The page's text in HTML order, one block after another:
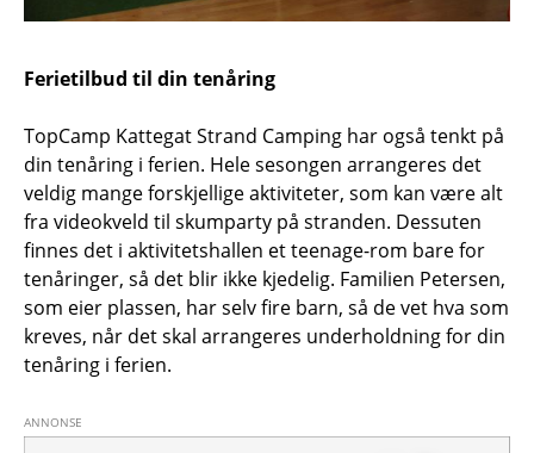
Ferietilbud til din tenåring
TopCamp Kattegat Strand Camping har også tenkt på
din tenåring i ferien. Hele sesongen arrangeres det
veldig mange forskjellige aktiviteter, som kan være alt
fra videokveld til skumparty på stranden. Dessuten
finnes det i aktivitetshallen et teenage-rom bare for
tenåringer, så det blir ikke kjedelig. Familien Petersen,
som eier plassen, har selv fire barn, så de vet hva som
kreves, når det skal arrangeres underholdning for din
tenåring i ferien.